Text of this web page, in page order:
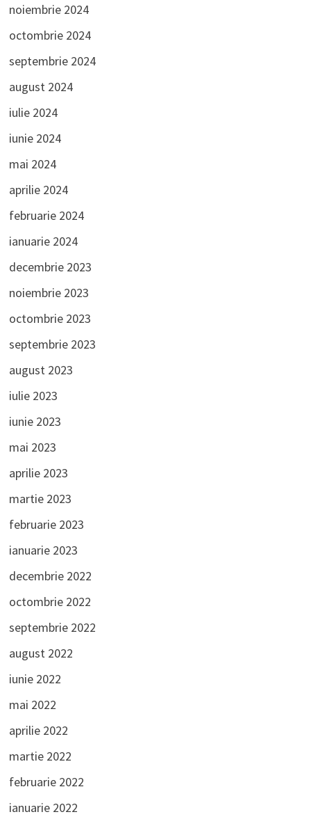
noiembrie 2024
octombrie 2024
septembrie 2024
august 2024
iulie 2024
iunie 2024
mai 2024
aprilie 2024
februarie 2024
ianuarie 2024
decembrie 2023
noiembrie 2023
octombrie 2023
septembrie 2023
august 2023
iulie 2023
iunie 2023
mai 2023
aprilie 2023
martie 2023
februarie 2023
ianuarie 2023
decembrie 2022
octombrie 2022
septembrie 2022
august 2022
iunie 2022
mai 2022
aprilie 2022
martie 2022
februarie 2022
ianuarie 2022